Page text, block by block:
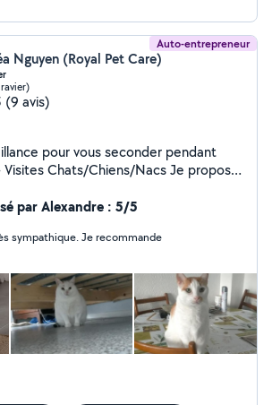
Auto-entrepreneur
Nguyen (Royal Pet Care)
(9 avis)
pour vous seconder pendant
m'adapte en fonction de votre emploi
une solution afin de me montrer
votre appartement ou maison
Au plaisir de prendre
!
par Alexandre : 5/5
sympathique. Je recommande